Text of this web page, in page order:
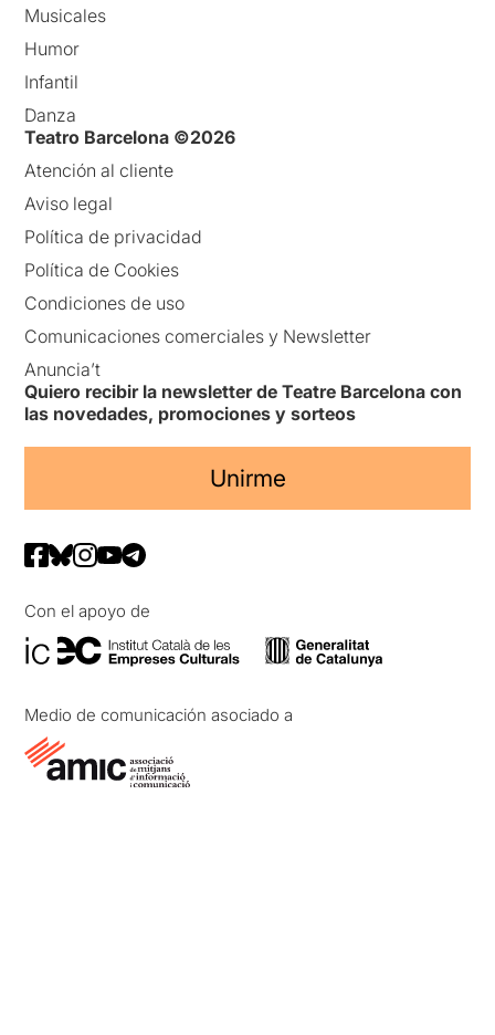
Musicales
Humor
Infantil
Danza
Teatro Barcelona ©2026
Atención al cliente
Aviso legal
Política de privacidad
Política de Cookies
Condiciones de uso
Comunicaciones comerciales y Newsletter
Anuncia’t
Quiero recibir la newsletter de Teatre Barcelona con
las novedades, promociones y sorteos
Unirme
Con el apoyo de
Medio de comunicación asociado a